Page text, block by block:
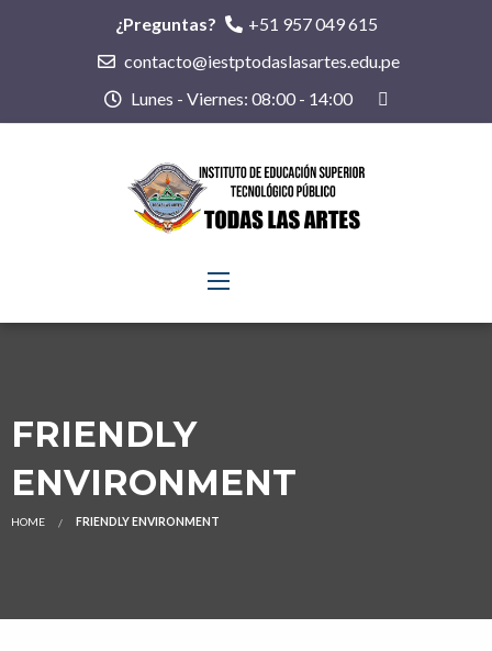
¿Preguntas?
+51 957 049 615
contacto@iestptodaslasartes.edu.pe
Lunes - Viernes: 08:00 - 14:00
FRIENDLY
ENVIRONMENT
HOME FRIENDLY ENVIRONMENT